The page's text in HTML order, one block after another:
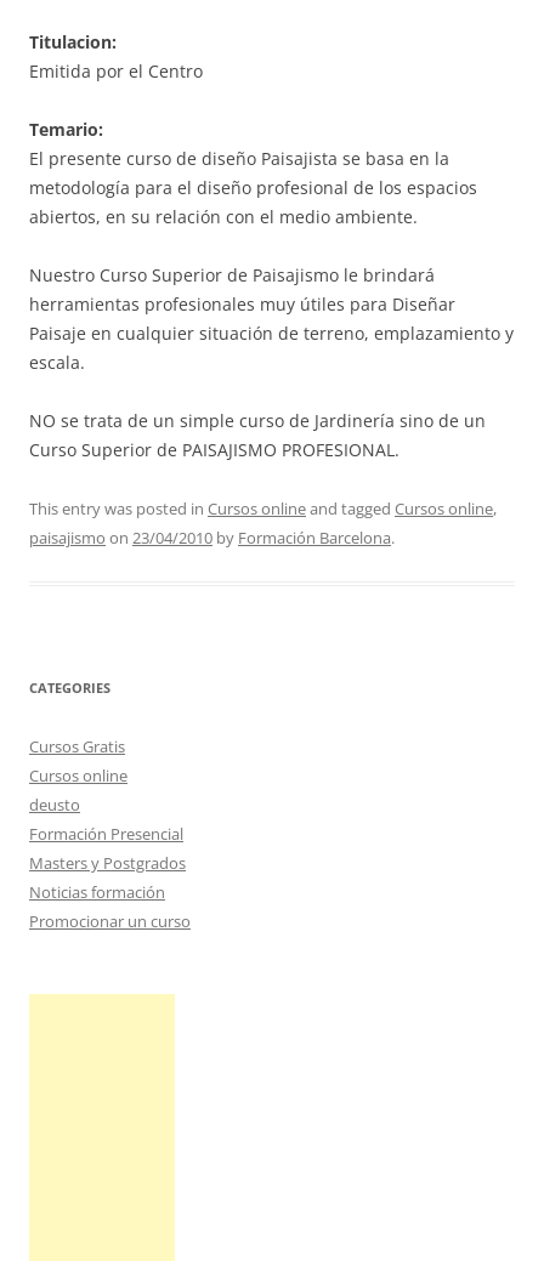
Titulacion:
Emitida por el Centro
Temario:
El presente curso de diseño Paisajista se basa en la
metodología para el diseño profesional de los espacios
abiertos, en su relación con el medio ambiente.
Nuestro Curso Superior de Paisajismo le brindará
herramientas profesionales muy útiles para Diseñar
Paisaje en cualquier situación de terreno, emplazamiento y
escala.
NO se trata de un simple curso de Jardinería sino de un
Curso Superior de PAISAJISMO PROFESIONAL.
This entry was posted in Cursos onlineand tagged Cursos online,
paisajismo on 23/04/2010 by Formación Barcelona.
CATEGORIES
Cursos Gratis
Cursos online
deusto
Formación Presencial
Masters y Postgrados
Noticias formación
Promocionar un curso